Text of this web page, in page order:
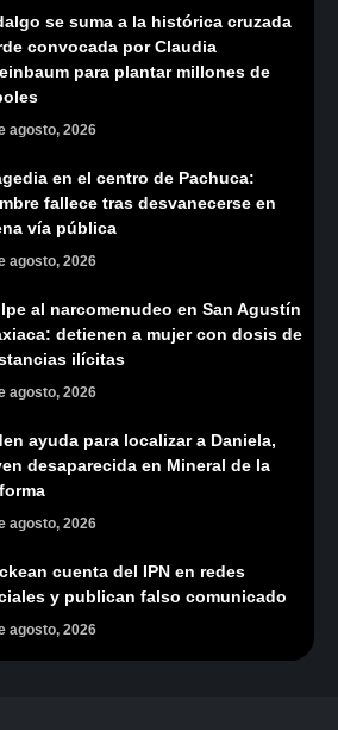
se suma a la histórica cruzada
convocada por Claudia
para plantar millones de
agosto, 2026
en el centro de Pachuca:
fallece tras desvanecerse en
vía pública
agosto, 2026
al narcomenudeo en San Agustín
detienen a mujer con dosis de
ilícitas
agosto, 2026
ayuda para localizar a Daniela,
desaparecida en Mineral de la
agosto, 2026
cuenta del IPN en redes
y publican falso comunicado
agosto, 2026